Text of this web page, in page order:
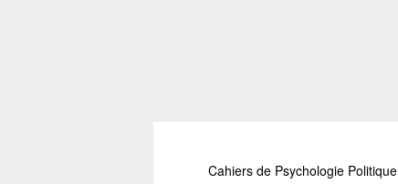
Cahiers de Psychologie Politique